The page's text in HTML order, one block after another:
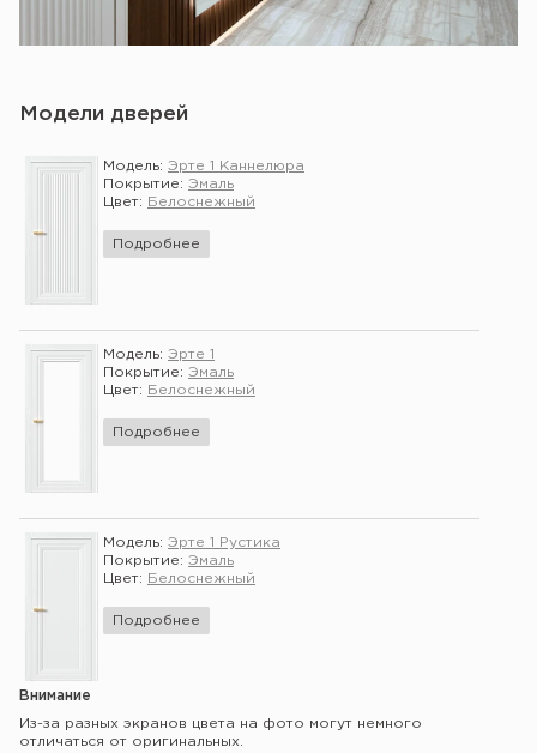
Модели дверей
Модель: Эрте 1 Каннелюра
Покрытие: Эмаль
Цвет:
Белоснежный
Подробнее
Модель: Эрте 1
Покрытие: Эмаль
Цвет:
Белоснежный
Подробнее
Модель: Эрте 1 Рустика
Покрытие: Эмаль
Цвет:
Белоснежный
Подробнее
Внимание
Из-за разных экранов цвета на фото могут немного
отличаться от оригинальных.